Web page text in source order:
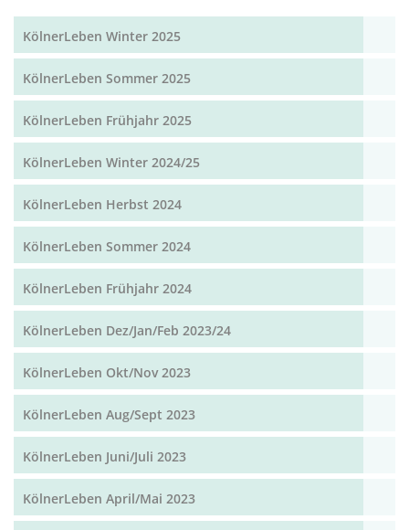
KölnerLeben Winter 2025
KölnerLeben Sommer 2025
KölnerLeben Frühjahr 2025
KölnerLeben Winter 2024/25
KölnerLeben Herbst 2024
KölnerLeben Sommer 2024
KölnerLeben Frühjahr 2024
KölnerLeben Dez/Jan/Feb 2023/24
KölnerLeben Okt/Nov 2023
KölnerLeben Aug/Sept 2023
KölnerLeben Juni/Juli 2023
KölnerLeben April/Mai 2023